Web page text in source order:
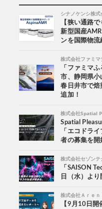
シナノケンシ株式
【狭い通路
新型国産
ンを国際物
株式会社ファミ
「ファミマ
市、静岡県
春日井市で焙
追加！
株式会社Spatial
Spatial
「エコドラ
者の募集を開
株式会社セゾン
「SAISON
日（水）より
株式会社Ａｒｅｎ
【9月10日